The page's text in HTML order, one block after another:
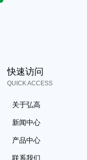
关于弘高
新闻中心
产品中心
联系我们
快速访问
QUICK ACCESS